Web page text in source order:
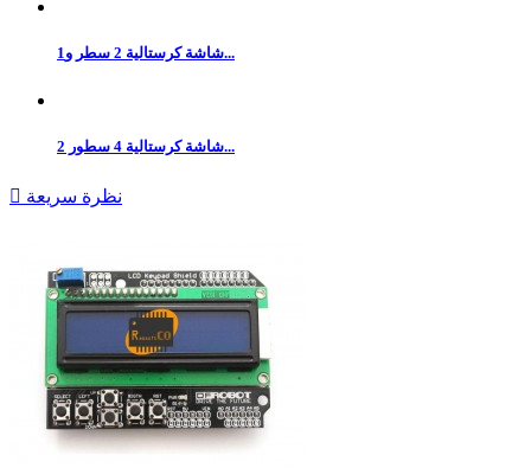
شاشة كرستالية 2 سطر و1...
شاشة كرستالية 4 سطور 2...
 نظرة سريعة